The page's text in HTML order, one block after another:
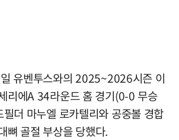
유벤투스와의 2025~2026시즌 이
리에A 34라운드 홈 경기(0-0 무승
더 마누엘 로카텔리와 공중볼 경합
뼈 골절 부상을 당했다.